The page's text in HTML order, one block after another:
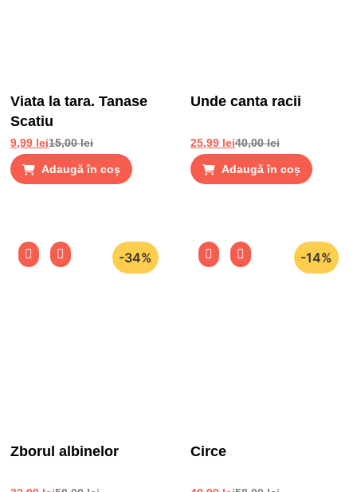
Viata la tara. Tanase
Scatiu
15,00lei
9,99 lei
Adaugă în coș
Unde canta racii
40,00lei
25,99 lei
Adaugă în coș
-34%
Zborul albinelor
-14%
Circe